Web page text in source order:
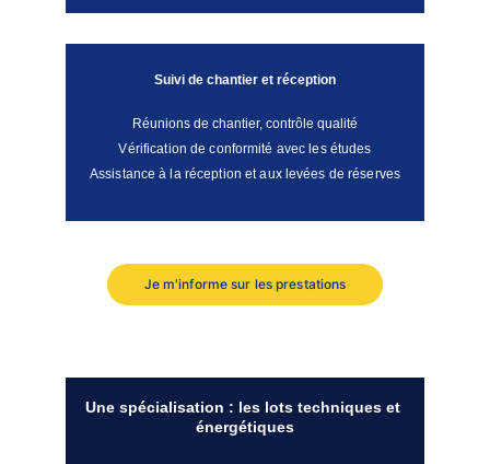
Suivi de chantier et réception
Réunions de chantier, contrôle qualité
Vérification de conformité avec les études
Assistance à la réception et aux levées de réserves
Je m'informe sur les prestations
Une spécialisation : les lots techniques et
énergétiques